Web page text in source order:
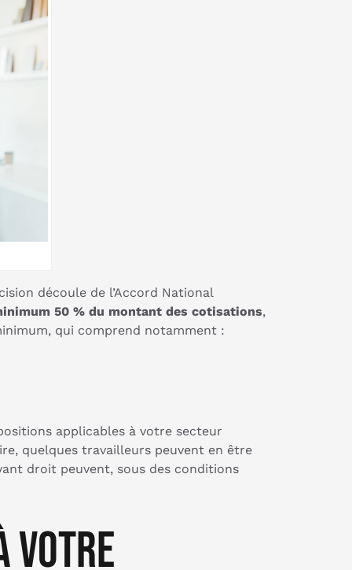
découle de l’Accord National
50 % du montant des cotisations,
qui comprend notamment :
applicables à votre secteur
quelques travailleurs peuvent en être
droit peuvent, sous des conditions
votre